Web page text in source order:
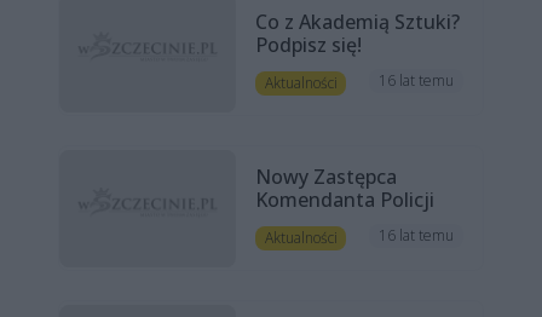
Co z Akademią Sztuki?
Podpisz się!
Aktualności 16 lat temu
Nowy Zastępca
Komendanta Policji
Aktualności 16 lat temu